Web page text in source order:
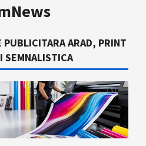
ARAD, PRINT
SEMNALISTICA